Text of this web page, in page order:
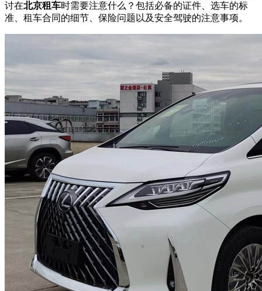
讨在北京租车时需要注意什么？包括必备的证件、选车的标
准、租车合同的细节、保险问题以及安全驾驶的注意事项。